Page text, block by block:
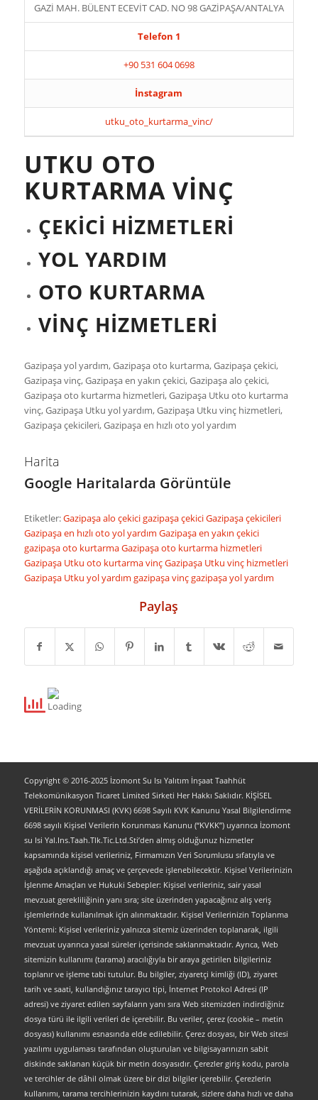
GAZİ MAH. BÜLENT ECEVİT CAD. NO 98 GAZİPAŞA/ANTALYA
Telefon 1
+90 531 604 0698
İnstagram
utku_oto_kurtarma_vinc/
UTKU OTO
KURTARMA VİNÇ
ÇEKİCİ HİZMETLERİ
YOL YARDIM
OTO KURTARMA
VİNÇ HİZMETLERİ
Gazipaşa yol yardım, Gazipaşa oto kurtarma, Gazipaşa çekici,
Gazipaşa vinç, Gazipaşa en yakın çekici, Gazipaşa alo çekici,
Gazipaşa oto kurtarma hizmetleri, Gazipaşa Utku oto kurtarma
vinç, Gazipaşa Utku yol yardım, Gazipaşa Utku vinç hizmetleri,
Gazipaşa çekicileri, Gazipaşa en hızlı oto yol yardım
Harita
Google Haritalarda Görüntüle
Etiketler:Gazipaşa alo çekicigazipaşa çekiciGazipaşa çekicileri
Gazipaşa en hızlı oto yol yardım Gazipaşa en yakın çekici
gazipaşa oto kurtarmaGazipaşa oto kurtarma hizmetleri
Gazipaşa Utku oto kurtarma vinçGazipaşa Utku vinç hizmetleri
Gazipaşa Utku yol yardım gazipaşa vinçgazipaşa yol yardım
Paylaş
Copyright © 2016-2025 İzomont Su Isı Yalıtım İnşaat Taahhüt
Telekomünikasyon Ticaret Limited Sirketi Her Hakkı Saklıdır. KİŞİSEL
VERİLERİN KORUNMASI (KVK) 6698 Sayılı KVK Kanunu Yasal Bilgilendirme
6698 sayılı Kişisel Verilerin Korunması Kanunu (“KVKK”) uyarınca İzomont
su Isi Yal.Ins.Taah.Tlk.Tic.Ltd.Sti’den almış olduğunuz hizmetler
kapsamında kişisel verileriniz, Firmamızın Veri Sorumlusu sıfatıyla ve
aşağıda açıklandığı amaç ve çerçevede işlenebilecektir. Kişisel Verilerinizin
İşlenme Amaçları ve Hukuki Sebepler: Kişisel verileriniz, sair yasal
mevzuat gerekliliğinin yanı sıra; site üzerinden yapacağınız alış veriş
işlemlerinde kullanılmak için alınmaktadır. Kişisel Verilerinizin Toplanma
Yöntemi: Kişisel verileriniz yalnızca sitemiz üzerinden toplanarak, ilgili
mevzuat uyarınca yasal süreler içerisinde saklanmaktadır. Ayrıca, Web
sitemizin kullanımı (tarama) aracılığıyla bir araya getirilen bilgileriniz
toplanır ve işleme tabi tutulur. Bu bilgiler, ziyaretçi kimliği (ID), ziyaret
tarih ve saati, kullandığınız tarayıcı tipi, İnternet Protokol Adresi (IP
adresi) ve ziyaret edilen sayfaların yanı sıra Web sitemizden indirdiğiniz
dosya türü ile ilgili verileri de içerebilir. Bu veriler, çerez (cookie – metin
dosyası) kullanımı esnasında elde edilebilir. Çerez dosyası, bir Web sitesi
yazılımı uygulaması tarafından oluşturulan ve bilgisayarınızın sabit
diskinde saklanan küçük bir metin dosyasıdır. Çerezler giriş kodu, parola
ve tercihler de dâhil olmak üzere bir dizi bilgiler içerebilir. Çerezlerin
kullanımı, tarama tercihlerinizin kaydını tutarak, sizlere daha hızlı ve daha